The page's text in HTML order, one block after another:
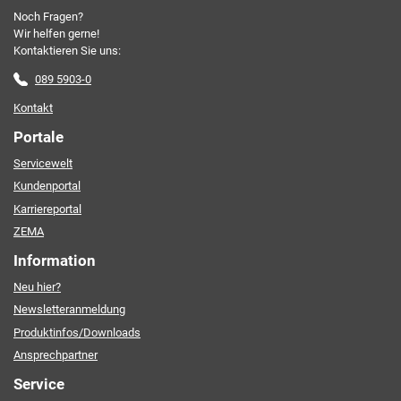
Noch Fragen?
Wir helfen gerne!
Kontaktieren Sie uns:
089 5903-0
Kontakt
Portale
Servicewelt
Kundenportal
Karriereportal
ZEMA
Information
Neu hier?
Newsletteranmeldung
Produktinfos/Downloads
Ansprechpartner
Service